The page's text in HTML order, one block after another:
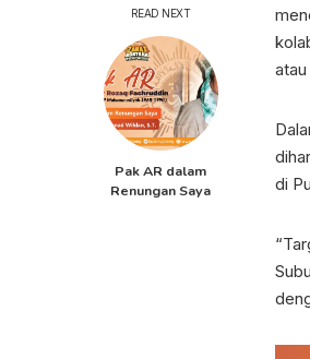
READ NEXT
Pak AR dalam
Renungan Saya
atau
di